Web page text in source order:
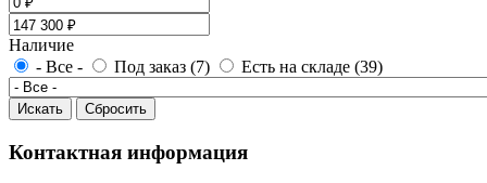
Наличие
- Все -
Под заказ (7) Есть на складе (39)
Контактная информация